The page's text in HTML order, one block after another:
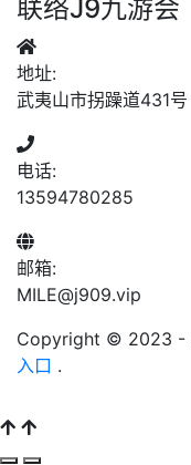
联络J9九游会
地址:
武夷山市拐躁道431号
电话:
13594780285
邮箱:
MILE@j909.vip
Copyright © 2023 -
入口 .